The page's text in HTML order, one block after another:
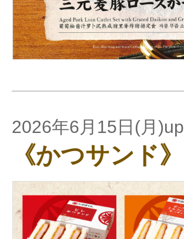
2026年6月15日(月)up
《かつサンド》